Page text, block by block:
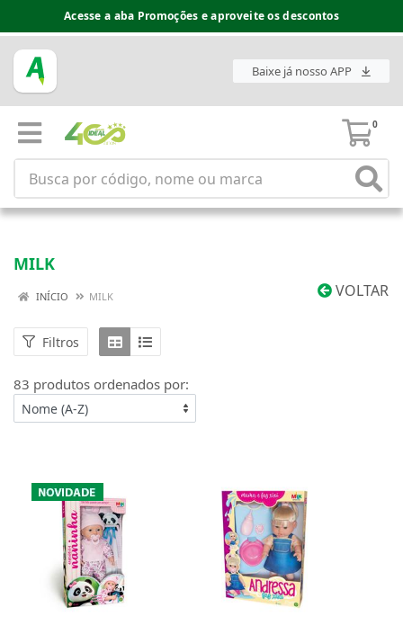
Espaço do Fornecedor disponível no acesso superior
Baixe já nosso APP
0
MILK
VOLTAR
INÍCIO MILK
Filtros
83 produtos ordenados por: